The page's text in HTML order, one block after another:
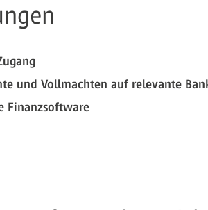
und Vollmachten auf relevante
Finanzsoftware